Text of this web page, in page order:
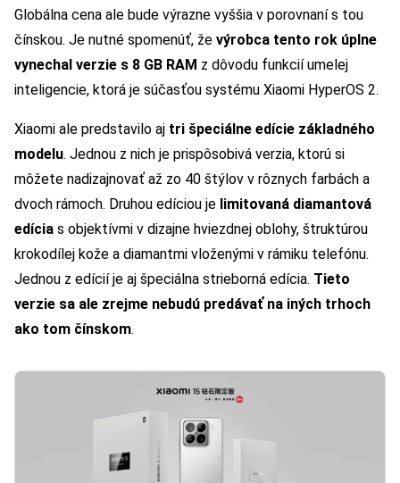
Globálna cena ale bude výrazne vyššia v porovnaní s tou
čínskou. Je nutné spomenúť, že výrobca tento rok úplne
vynechal verzie s 8 GB RAM z dôvodu funkcií umelej
inteligencie, ktorá je súčasťou systému Xiaomi HyperOS 2.
Xiaomi ale predstavilo aj tri špeciálne edície základného
modelu. Jednou z nich je prispôsobivá verzia, ktorú si
môžete nadizajnovať až zo 40 štýlov v rôznych farbách a
dvoch rámoch. Druhou edíciou je limitovaná diamantová
edícia s objektívmi v dizajne hviezdnej oblohy, štruktúrou
krokodílej kože a diamantmi vloženými v rámiku telefónu.
Jednou z edícií je aj špeciálna strieborná edícia. Tieto
verzie sa ale zrejme nebudú predávať na iných trhoch
ako tom čínskom.